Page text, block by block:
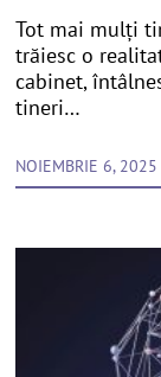
Tot mai mulți
trăiesc o
cabinet,
tineri…
NOIEMBRIE 6, 2025